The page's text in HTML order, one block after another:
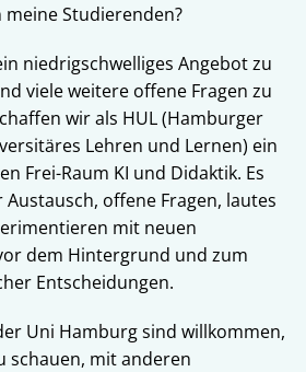
Studierenden?
niedrigschwelliges Angebot zu
viele weitere offene Fragen zu
wir als HUL (Hamburger
Lehren und Lernen) ein
Frei-Raum KI und Didaktik. Es
offene Fragen, lautes
mit neuen
dem Hintergrund und zum
Entscheidungen.
Uni Hamburg sind willkommen,
schauen, mit anderen